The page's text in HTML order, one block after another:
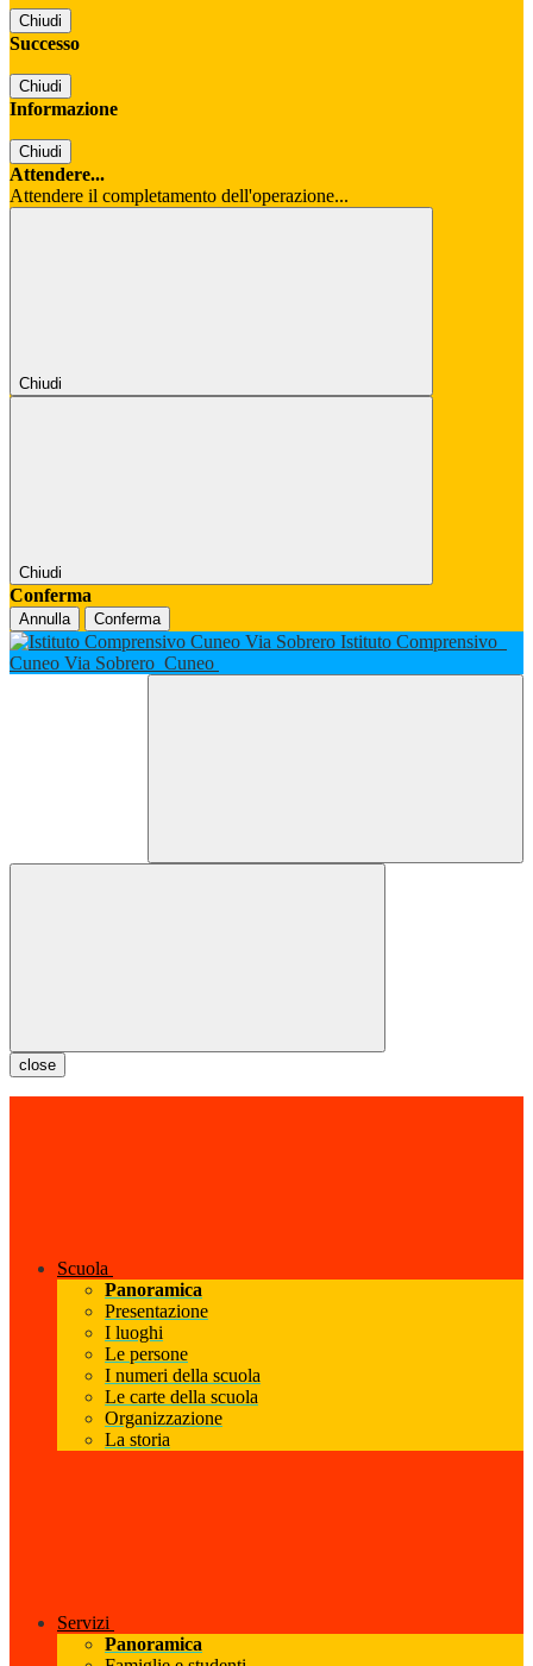
Chiudi
Successo
Chiudi
Informazione
Chiudi
Attendere...
Attendere il completamento dell'operazione...
Chiudi
Chiudi
Conferma
Annulla Conferma
Istituto Comprensivo
Cuneo Via Sobrero Cuneo
close
Scuola
Panoramica
Presentazione
I luoghi
Le persone
I numeri della scuola
Le carte della scuola
Organizzazione
La storia
Servizi
Panoramica